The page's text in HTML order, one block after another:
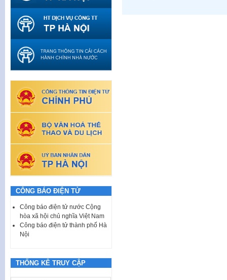
CÔNG BÁO ĐIỆN TỬ
Công báo điện tử nước Cộng
hòa xã hội chủ nghĩa Việt Nam
Công báo điện tử thành phố Hà
Nội
THỐNG KÊ TRUY CẬP